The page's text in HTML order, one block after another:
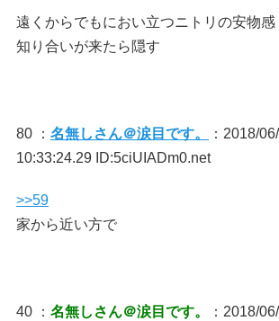
遠くからでもにおい立つニトリの安物感
知り合いが来たら隠す
80 ： 名無しさん＠涙目です。
：2018/
10:33:24.29 ID:5ciUIADm0.net
>>59
家から近い方で
40 ： 名無しさん＠涙目です。
：2018/